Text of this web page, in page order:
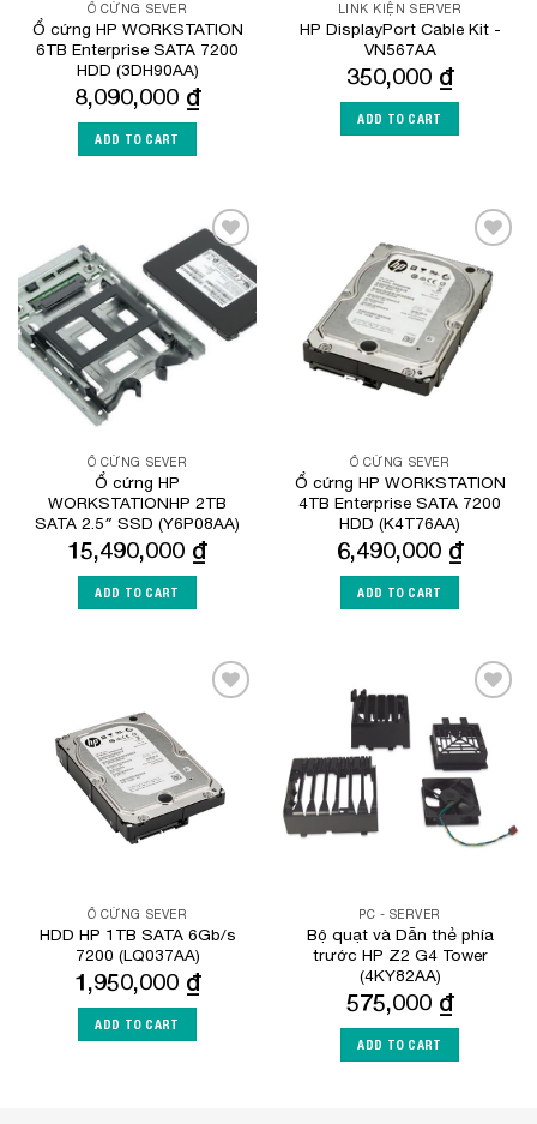
Ổ CỨNG SEVER
Ổ cứng HP WORKSTATION
6TB Enterprise SATA 7200
HDD (3DH90AA)
8,090,000 ₫
ADD TO CART
LINK KIỆN SERVER
HP DisplayPort Cable Kit -
VN567AA
350,000 ₫
ADD TO CART
Add to
Wishlist
Ổ CỨNG SEVER
Ổ cứng HP
WORKSTATIONHP 2TB
SATA 2.5″ SSD (Y6P08AA)
15,490,000 ₫
ADD TO CART
Add to
Wishlist
Ổ CỨNG SEVER
Ổ cứng HP WORKSTATION
4TB Enterprise SATA 7200
HDD (K4T76AA)
6,490,000 ₫
ADD TO CART
Ổ CỨNG SEVER
HDD HP 1TB SATA 6Gb/s
7200 (LQ037AA)
1,950,000 ₫
ADD TO CART
Add to
Wishlist
PC - SERVER
Bộ quạt và Dẫn thẻ phía
trước HP Z2 G4 Tower
(4KY82AA)
575,000 ₫
ADD TO CART